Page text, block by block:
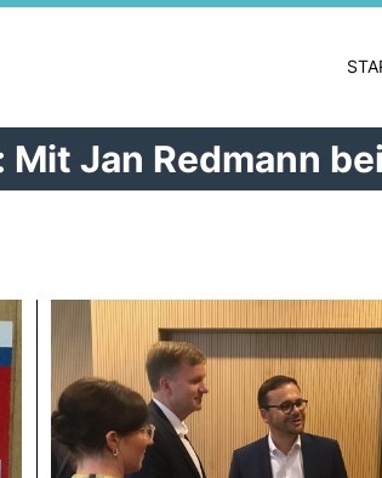
Mit Jan Redmann